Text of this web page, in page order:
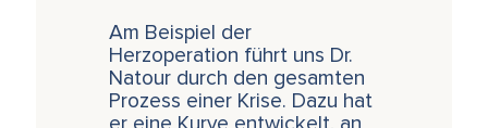
Am Beispiel der
Herzoperation führt uns Dr.
Natour durch den gesamten
Prozess einer Krise. Dazu hat